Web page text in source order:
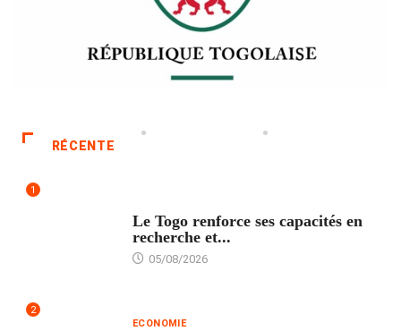
RÉCENTE
1
Le Togo renforce ses capacités en
recherche et...
05/08/2026
2
ECONOMIE